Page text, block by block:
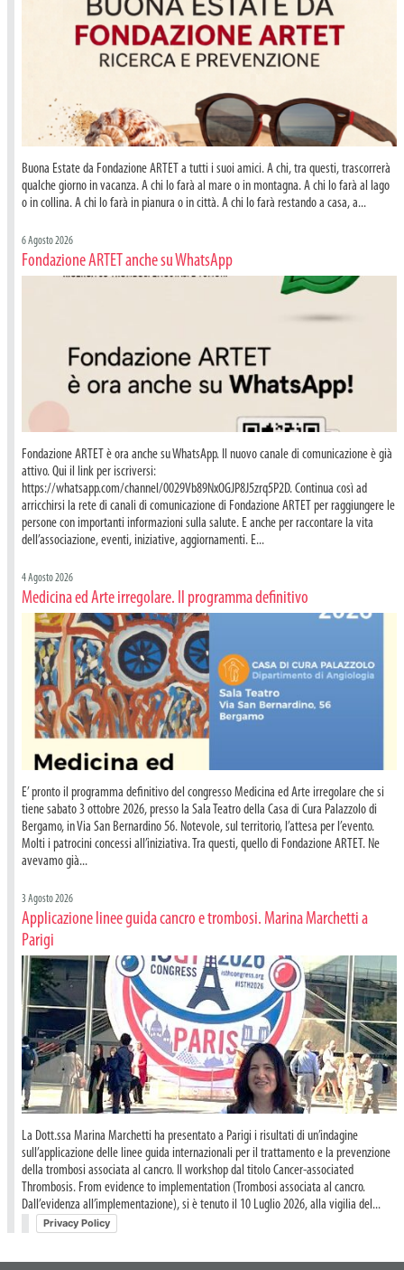
Buona Estate da Fondazione ARTET a tutti i suoi amici. A chi, tra questi, trascorrerà
qualche giorno in vacanza. A chi lo farà al mare o in montagna. A chi lo farà al lago
o in collina. A chi lo farà in pianura o in città. A chi lo farà restando a casa, a...
6 Agosto 2026
Fondazione ARTET anche su WhatsApp
Fondazione ARTET è ora anche su WhatsApp. Il nuovo canale di comunicazione è già
attivo. Qui il link per iscriversi:
https://whatsapp.com/channel/0029Vb89NxOGJP8J5zrq5P2D. Continua così ad
arricchirsi la rete di canali di comunicazione di Fondazione ARTET per raggiungere le
persone con importanti informazioni sulla salute. E anche per raccontare la vita
dell’associazione, eventi, iniziative, aggiornamenti. E...
4 Agosto 2026
Medicina ed Arte irregolare. Il programma definitivo
E’ pronto il programma definitivo del congresso Medicina ed Arte irregolare che si
tiene sabato 3 ottobre 2026, presso la Sala Teatro della Casa di Cura Palazzolo di
Bergamo, in Via San Bernardino 56. Notevole, sul territorio, l’attesa per l’evento.
Molti i patrocini concessi all’iniziativa. Tra questi, quello di Fondazione ARTET. Ne
avevamo già...
3 Agosto 2026
Applicazione linee guida cancro e trombosi. Marina Marchetti a
Parigi
La Dott.ssa Marina Marchetti ha presentato a Parigi i risultati di un’indagine
sull’applicazione delle linee guida internazionali per il trattamento e la prevenzione
della trombosi associata al cancro. Il workshop dal titolo Cancer-associated
Thrombosis. From evidence to implementation (Trombosi associata al cancro.
Dall’evidenza all’implementazione), si è tenuto il 10 Luglio 2026, alla vigilia del...
Privacy Policy